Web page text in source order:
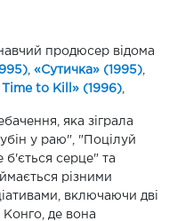
продюсер відома
«Сутичка» (1995)
Time to Kill» (1996)
яка зіграла
у раю", "Поцілуй
б'ється серце" та
різними
включаючи дві
Конго, де вона